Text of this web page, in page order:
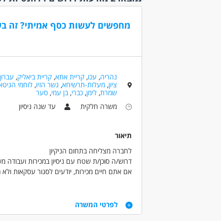
קהלי
מחפשים לעשות כסף אמיתי? זה
נהריה, עכו,קריית אתא,קריית ביאליק,
ציון,מעלות-תרשיחא, גשר הזיו,לוחמי
שמרת,לימן,כברי,בן עמי,סער
משרה חלקית
עד שנה ניסיון
תיאור
לחברה מצליחה בתחום הניקיון
דרוש/ה סוכן/ת שטח עם ניסיון במכירות
אם אתם חיים מכירות, יודעים לסגור עסקאות
🔥 עמלות מתגמלות במיוחד
🔥 סביבת עבודה מנצחת
✔ניסיון במכירות – חובה
לפרטי המשרה